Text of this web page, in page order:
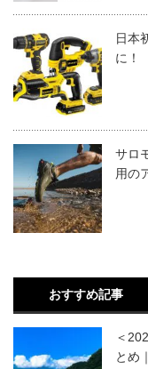
日本
に！
サロ
用の
おすすめ記事
＜
とめ